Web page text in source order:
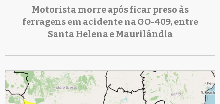
Motorista morre após ficar preso às
ferragens em acidente na GO-409, entre
Santa Helena e Maurilândia